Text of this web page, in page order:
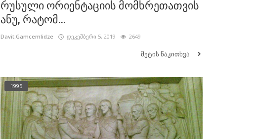
რუსული ორიენტაციის მომხრეთათვის
ანუ, რატომ...
Davit.Gamcemlidze დეკემბერი 5, 2019 2649
მეტის წაკითხვა
1995